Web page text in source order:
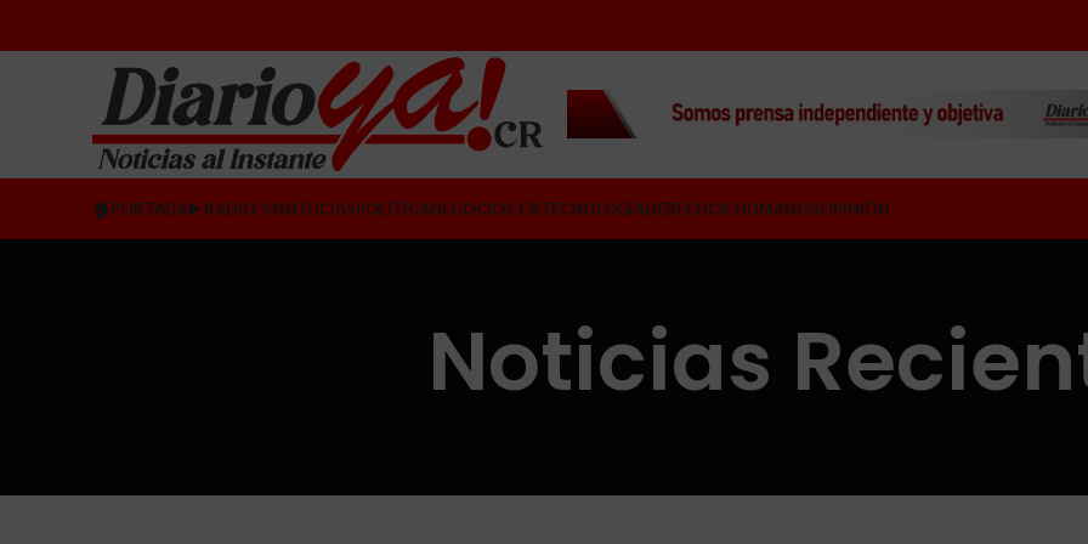
🏠PORTADA▶️ RADIO YANOTICIASPOLÍTICANEGOCIOS CRTECNOLOGÍADERECHOS HUMANOSOPINIÓN
Noticias